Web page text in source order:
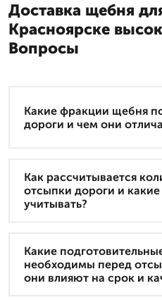
Доставка щебня
Красноярске
Вопросы
Какие фракции щебня
дороги и чем они
Как рассчитывается
отсыпки дороги и
учитывать?
Какие
необходимы перед
они влияют на срок и